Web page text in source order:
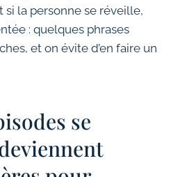
si la personne se réveille,
: quelques phrases
et on évite d’en faire un
se